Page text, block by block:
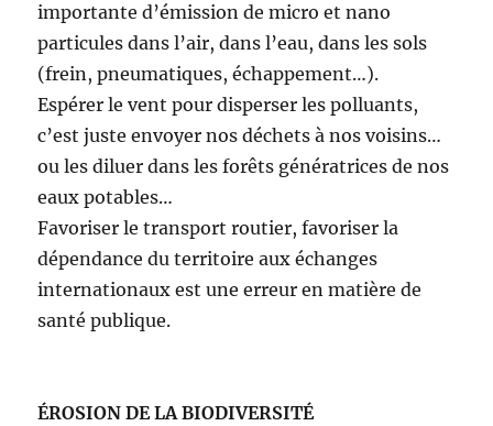
importante d’émission de micro et nano
particules dans l’air, dans l’eau, dans les sols
(frein, pneumatiques, échappement…).
Espérer le vent pour disperser les polluants,
c’est juste envoyer nos déchets à nos voisins…
ou les diluer dans les forêts génératrices de nos
eaux potables…
Favoriser le transport routier, favoriser la
dépendance du territoire aux échanges
internationaux est une erreur en matière de
santé publique.
ÉROSION DE LA BIODIVERSITÉ